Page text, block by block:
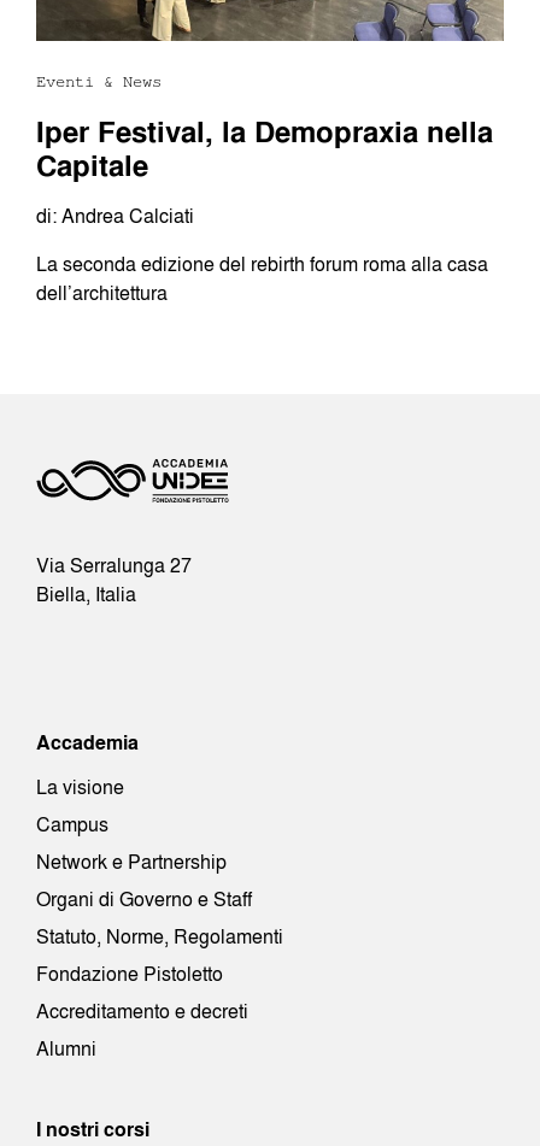
Eventi & News
Iper Festival, la Demopraxia nella
Capitale
di: Andrea Calciati
La seconda edizione del rebirth forum roma alla casa
dell’architettura
Via Serralunga 27
Biella, Italia
Accademia
La visione
Campus
Network e Partnership
Organi di Governo e Staff
Statuto, Norme, Regolamenti
Fondazione Pistoletto
Accreditamento e decreti
Alumni
I nostri corsi